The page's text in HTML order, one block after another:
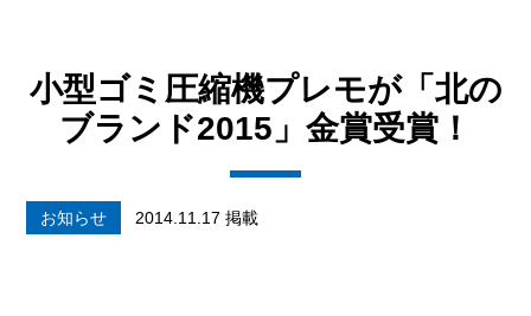
小型ゴミ圧縮機プレモが「北の
ブランド2015」金賞受賞！
お知らせ 2014.11.17 掲載